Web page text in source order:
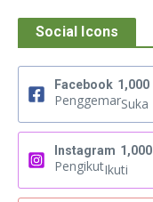
Social Icons
Facebook 1,000
PenggemarSuka
Instagram 1,000
PengikutIkuti